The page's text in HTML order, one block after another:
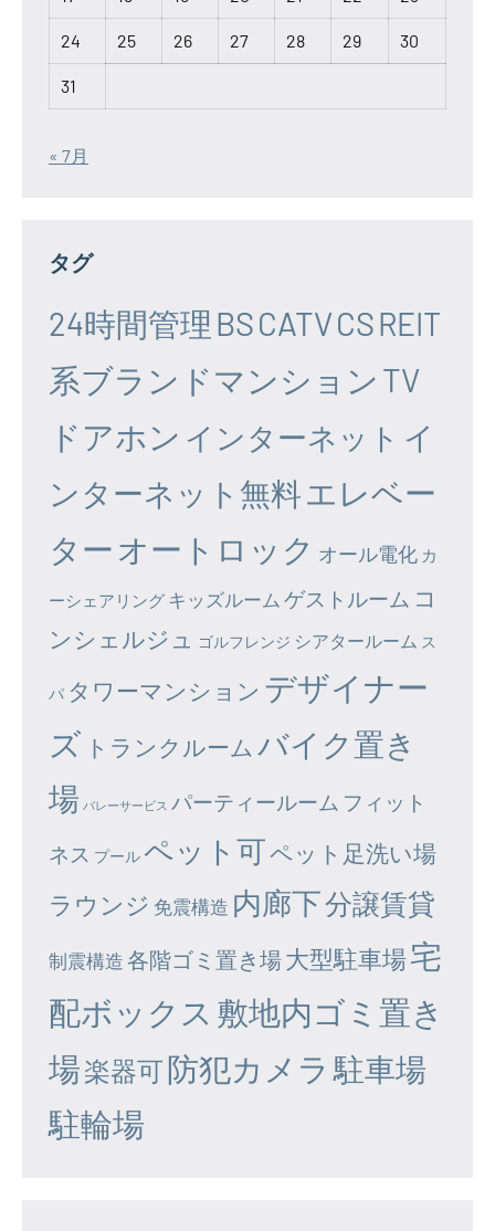
24 25 26 27 28 29 30
31
« 7月
タグ
24時間管理 BSCATVCSREIT
系ブランドマンション TV
ドアホン インターネット イ
ンターネット無料エレベー
ター オートロック オール電化 カ
ーシェアリング キッズルーム ゲストルーム コ
ンシェルジュ
ゴルフレンジ シアタールーム ス
パ タワーマンション デザイナー
ズ トランクルーム バイク置き
場 バレーサービス パーティールーム フィット
ネス プール ペット可ペット足洗い場
ラウンジ 免震構造 内廊下分譲賃貸
制震構造 各階ゴミ置き場大型駐車場宅
配ボックス 敷地内ゴミ置き
場楽器可防犯カメラ 駐車場
駐輪場